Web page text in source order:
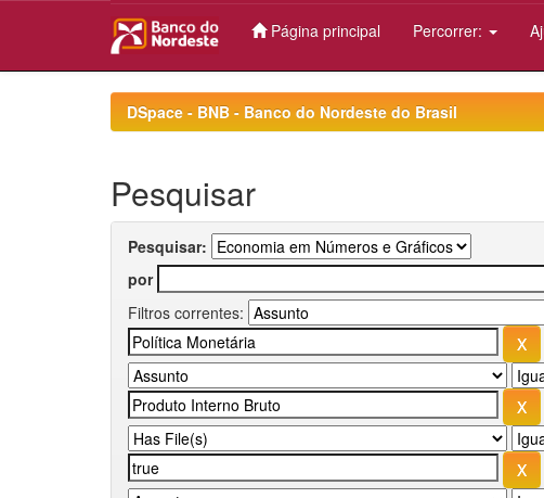
Página principal Percorrer:
DSpace - BNB - Banco do Nordeste do Brasil
Pesquisar
Pesquisar:
por
Filtros correntes: